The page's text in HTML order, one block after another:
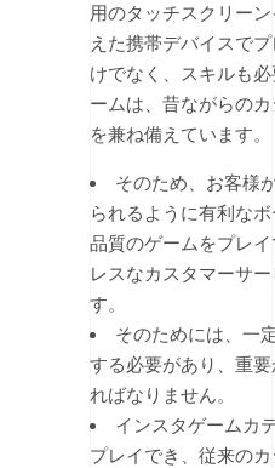
用のタッチスクリー
えた携帯デバイスで
けでなく、スキルも
ームは、昔ながらの
を兼ね備えています。
そのため、お客様
られるように有利な
品質のゲームをプレ
レスなカスタマーサ
す。
そのためには、一
する必要があり、重
ればなりません。
インスタゲームカ
プレイでき、従来の